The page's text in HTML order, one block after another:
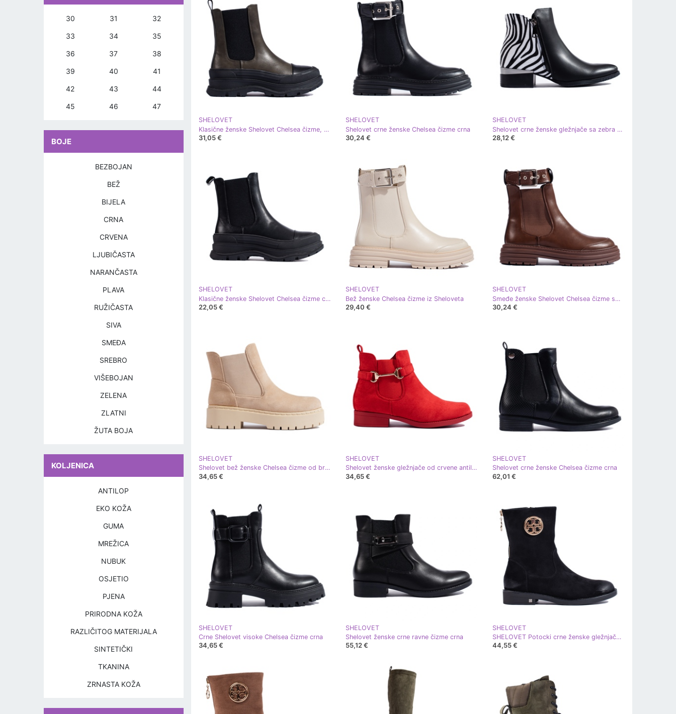
SHELOVET
Klasične ženske Shelovet Chelsea čizme, tamno zelene boje zelena
31,05 €
SHELOVET
Shelovet crne ženske Chelsea čizme crna
30,24 €
SHELOVET
Shelovet crne ženske gležnjače sa zebra printom crna
28,12 €
SHELOVET
Klasične ženske Shelovet Chelsea čizme crna
22,05 €
SHELOVET
Bež ženske Chelsea čizme iz Sheloveta
29,40 €
SHELOVET
Smeđe ženske Shelovet Chelsea čizme smeđa
30,24 €
SHELOVET
Shelovet bež ženske Chelsea čizme od brušene kože
34,65 €
SHELOVET
Shelovet ženske gležnjače od crvene antilop kože crvena
34,65 €
SHELOVET
Shelovet crne ženske Chelsea čizme crna
62,01 €
SHELOVET
Crne Shelovet visoke Chelsea čizme crna
34,65 €
SHELOVET
Shelovet ženske crne ravne čizme crna
55,12 €
SHELOVET
SHELOVET Potocki crne ženske gležnjače od brušene kože crna
44,55 €
30 31 32
33 34 35
36 37 38
39 40 41
42 43 44
45 46 47
BOJE
BEZBOJAN
BEŽ
BIJELA
CRNA
CRVENA
LJUBIČASTA
NARANČASTA
PLAVA
RUŽIČASTA
SIVA
SMEĐA
SREBRO
VIŠEBOJAN
ZELENA
ZLATNI
ŽUTA BOJA
KOLJENICA
ANTILOP
EKO KOŽA
GUMA
MREŽICA
NUBUK
OSJETIO
PJENA
PRIRODNA KOŽA
RAZLIČITOG MATERIJALA
SINTETIČKI
TKANINA
ZRNASTA KOŽA